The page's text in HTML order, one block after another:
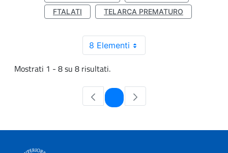
FTALATI
TELARCA PREMATURO
8 Elementi
Mostrati 1 - 8 su 8 risultati.
Pagina